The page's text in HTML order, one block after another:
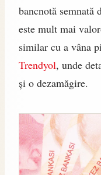
bancnotă semnată
este mult mai
similar cu a vâna
Trendyol, unde
și o dezamăgire.